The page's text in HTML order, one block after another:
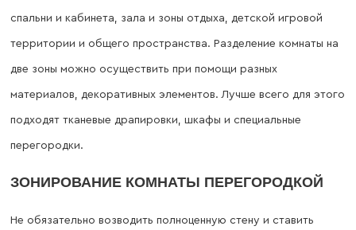
спальни и кабинета, зала и зоны отдыха, детской игровой
территории и общего пространства. Разделение комнаты на
две зоны можно осуществить при помощи разных
материалов, декоративных элементов. Лучше всего для этого
подходят тканевые драпировки, шкафы и специальные
перегородки.
ЗОНИРОВАНИЕ КОМНАТЫ ПЕРЕГОРОДКОЙ
Не обязательно возводить полноценную стену и ставить